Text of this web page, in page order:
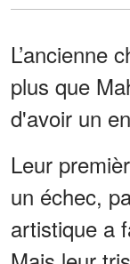
L’ancienne
plus que
d'avoir un
Leur
un échec,
artistique a